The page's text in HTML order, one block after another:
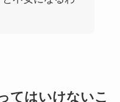
てはいけないこ